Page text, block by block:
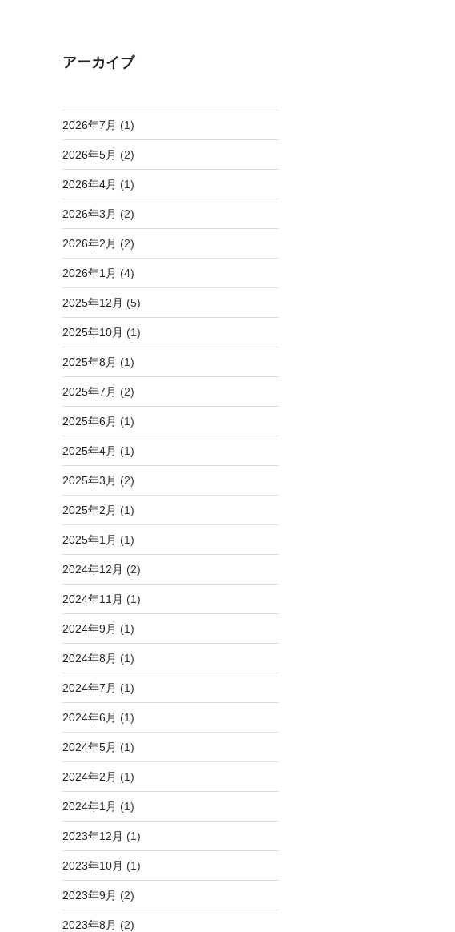
アーカイブ
2026年7月 (1)
2026年5月 (2)
2026年4月 (1)
2026年3月 (2)
2026年2月 (2)
2026年1月 (4)
2025年12月 (5)
2025年10月 (1)
2025年8月 (1)
2025年7月 (2)
2025年6月 (1)
2025年4月 (1)
2025年3月 (2)
2025年2月 (1)
2025年1月 (1)
2024年12月 (2)
2024年11月 (1)
2024年9月 (1)
2024年8月 (1)
2024年7月 (1)
2024年6月 (1)
2024年5月 (1)
2024年2月 (1)
2024年1月 (1)
2023年12月 (1)
2023年10月 (1)
2023年9月 (2)
2023年8月 (2)